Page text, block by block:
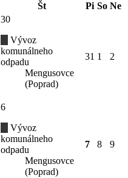
Št Pi So Ne
30
Vývoz
komunálneho
odpadu
Mengusovce
(Poprad)
31 1 2
6
Vývoz
komunálneho
odpadu
Mengusovce
(Poprad)
7 8 9